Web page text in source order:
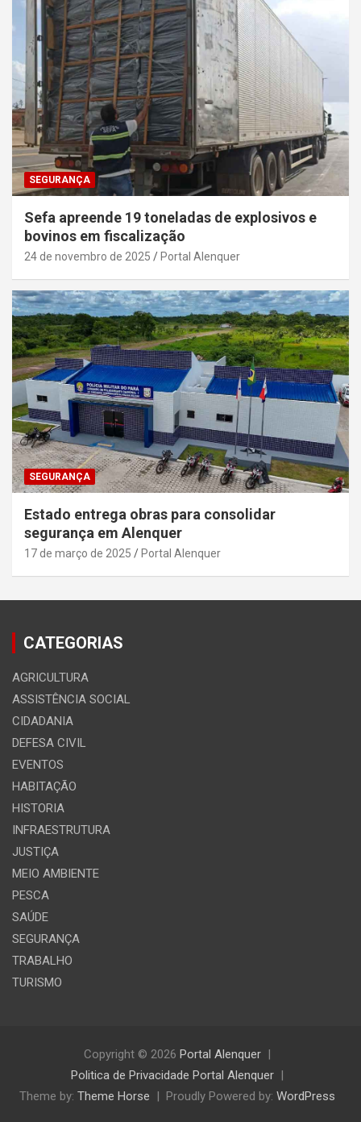
SEGURANÇA
Sefa apreende 19 toneladas de explosivos e
bovinos em fiscalização
24 de novembro de 2025 Portal Alenquer
SEGURANÇA
Estado entrega obras para consolidar
segurança em Alenquer
17 de março de 2025 Portal Alenquer
CATEGORIAS
AGRICULTURA
ASSISTÊNCIA SOCIAL
CIDADANIA
DEFESA CIVIL
EVENTOS
HABITAÇÃO
HISTORIA
INFRAESTRUTURA
JUSTIÇA
MEIO AMBIENTE
PESCA
SAÚDE
SEGURANÇA
TRABALHO
TURISMO
Copyright © 2026 Portal Alenquer
Politica de Privacidade Portal Alenquer
Theme by: Theme Horse Proudly Powered by: WordPress